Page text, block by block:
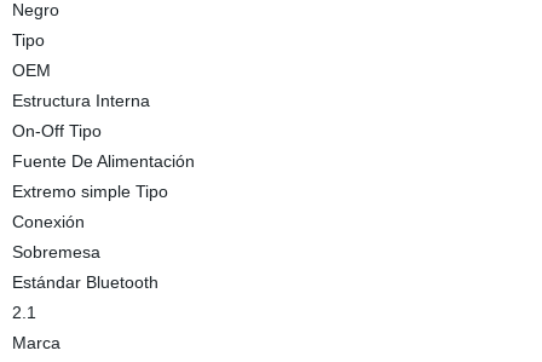
Negro
Tipo
OEM
Estructura Interna
On-Off Tipo
Fuente De Alimentación
Extremo simple Tipo
Conexión
Sobremesa
Estándar Bluetooth
2.1
Marca